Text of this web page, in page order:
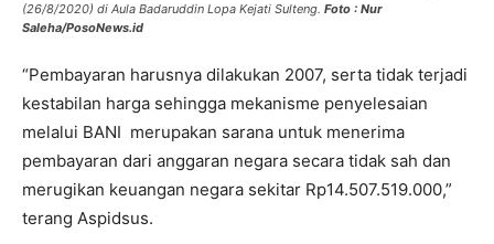
(26/8/2020) di Aula Badaruddin Lopa Kejati Sulteng. Foto : Nur
Saleha/PosoNews.id
“Pembayaran harusnya dilakukan 2007, serta tidak terjadi
kestabilan harga sehingga mekanisme penyelesaian
melalui BANI merupakan sarana untuk menerima
pembayaran dari anggaran negara secara tidak sah dan
merugikan keuangan negara sekitar Rp14.507.519.000,”
terang Aspidsus.